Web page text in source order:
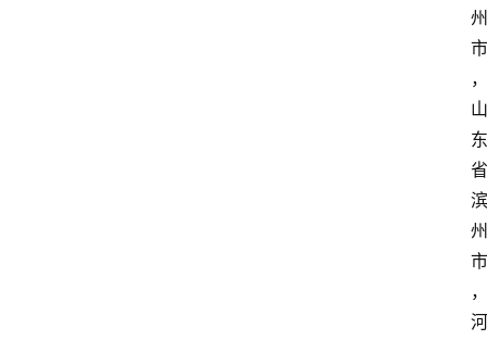
州
市
，
山
东
省
滨
州
市
，
河